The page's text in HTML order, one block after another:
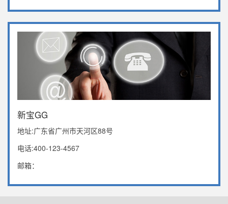
新宝GG
地址:广东省广州市天河区88号
电话:400-123-4567
邮箱：